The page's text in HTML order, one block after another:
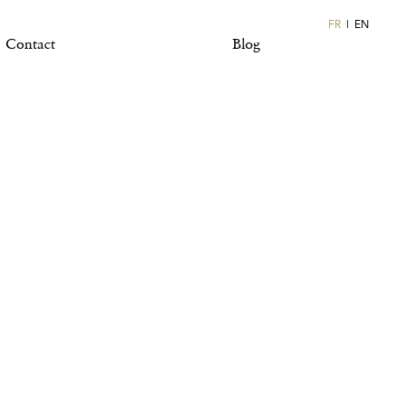
FR EN
Contact Blog